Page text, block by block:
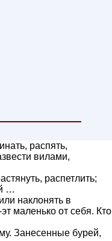
распять,
вилами,
распетлить;
…
наклонять в
маленько от себя. Кто
Занесенные бурей,